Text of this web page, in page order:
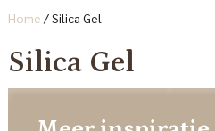
Home /Silica Gel
Silica Gel